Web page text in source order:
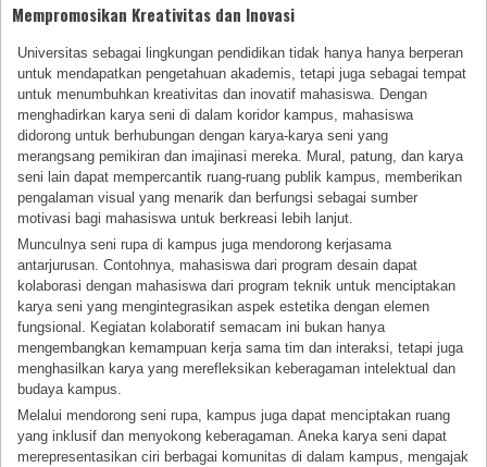
Mempromosikan Kreativitas dan Inovasi
Universitas sebagai lingkungan pendidikan tidak hanya hanya berperan
untuk mendapatkan pengetahuan akademis, tetapi juga sebagai tempat
untuk menumbuhkan kreativitas dan inovatif mahasiswa. Dengan
menghadirkan karya seni di dalam koridor kampus, mahasiswa
didorong untuk berhubungan dengan karya-karya seni yang
merangsang pemikiran dan imajinasi mereka. Mural, patung, dan karya
seni lain dapat mempercantik ruang-ruang publik kampus, memberikan
pengalaman visual yang menarik dan berfungsi sebagai sumber
motivasi bagi mahasiswa untuk berkreasi lebih lanjut.
Munculnya seni rupa di kampus juga mendorong kerjasama
antarjurusan. Contohnya, mahasiswa dari program desain dapat
kolaborasi dengan mahasiswa dari program teknik untuk menciptakan
karya seni yang mengintegrasikan aspek estetika dengan elemen
fungsional. Kegiatan kolaboratif semacam ini bukan hanya
mengembangkan kemampuan kerja sama tim dan interaksi, tetapi juga
menghasilkan karya yang merefleksikan keberagaman intelektual dan
budaya kampus.
Melalui mendorong seni rupa, kampus juga dapat menciptakan ruang
yang inklusif dan menyokong keberagaman. Aneka karya seni dapat
merepresentasikan ciri berbagai komunitas di dalam kampus, mengajak